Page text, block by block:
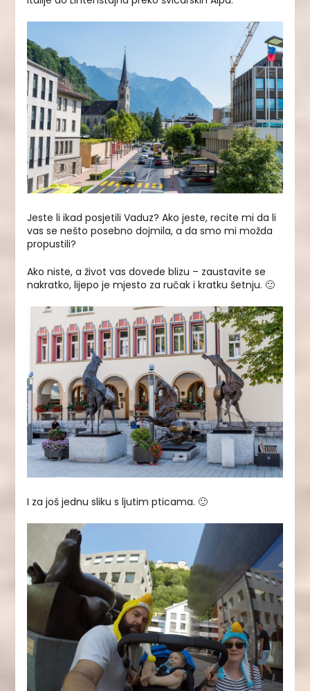
Jeste li ikad posjetili Vaduz? Ako jeste, recite mi da li
vas se nešto posebno dojmila, a da smo mi možda
propustili?
Ako niste, a život vas dovede blizu – zaustavite se
nakratko, lijepo je mjesto za ručak i kratku šetnju. 🙂
I za još jednu sliku s ljutim pticama. 🙂